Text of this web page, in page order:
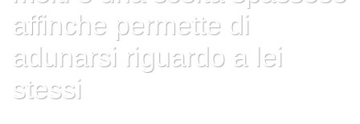
affinche permette di
adunarsi riguardo a lei
stessi